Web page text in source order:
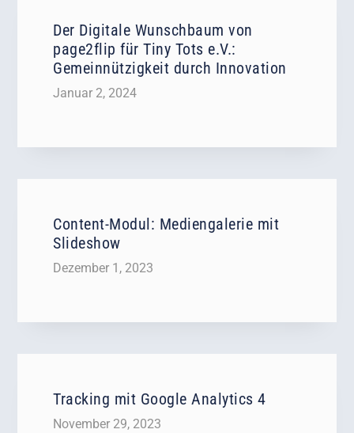
Der Digitale Wunschbaum von
page2flip für Tiny Tots e.V.:
Gemeinnützigkeit durch Innovation
Januar 2, 2024
Content-Modul: Mediengalerie mit
Slideshow
Dezember 1, 2023
Tracking mit Google Analytics 4
November 29, 2023